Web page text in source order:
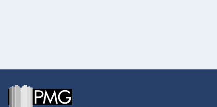
Footer